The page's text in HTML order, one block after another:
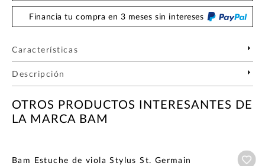
Financia tu compra en 3 meses sin intereses
Características
Descripción
OTROS PRODUCTOS INTERESANTES DE
LA MARCA BAM
Bam Estuche de viola Stylus St. Germain